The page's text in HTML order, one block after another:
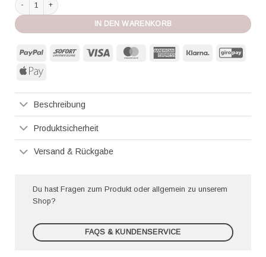
IN DEN WARENKORB
PayPal Sofort MasterCard American
Klarna
Apple
Beschreibung
Produktsicherheit
Versand & Rückgabe
Du hast Fragen zum Produkt oder allgemein zu unserem
Shop?
FAQS & KUNDENSERVICE